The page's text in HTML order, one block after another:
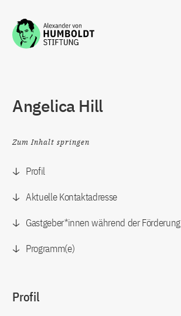
Zum Inhalt springen
Angelica Hill
Zum Inhalt springen
Profil
Aktuelle Kontaktadresse
Gastgeber*innen während der Förderung
Programm(e)
Profil